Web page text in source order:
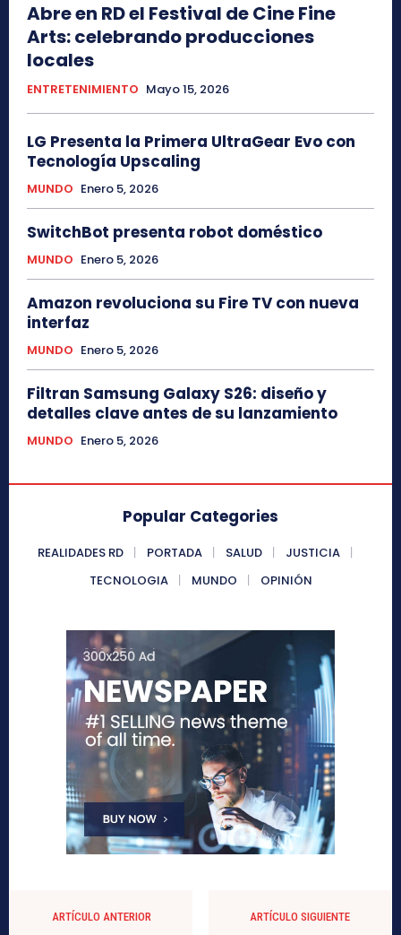
Abre en RD el Festival de Cine Fine
Arts: celebrando producciones
locales
ENTRETENIMIENTO Mayo 15, 2026
LG Presenta la Primera UltraGear Evo con
Tecnología Upscaling
MUNDO Enero 5, 2026
SwitchBot presenta robot doméstico
MUNDO Enero 5, 2026
Amazon revoluciona su Fire TV con nueva
interfaz
MUNDO Enero 5, 2026
Filtran Samsung Galaxy S26: diseño y
detalles clave antes de su lanzamiento
MUNDO Enero 5, 2026
Popular Categories
REALIDADES RD PORTADA SALUD
JUSTICIA
TECNOLOGIA
MUNDO OPINIÓN
ARTÍCULO ANTERIOR ARTÍCULO SIGUIENTE